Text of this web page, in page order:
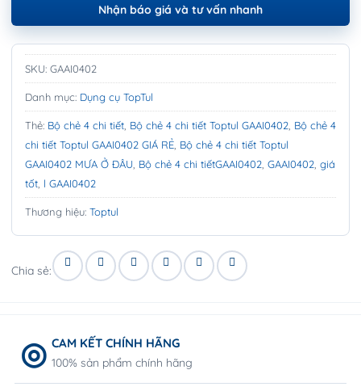
Nhận báo giá và tư vấn nhanh
SKU: GAAI0402
Danh mục: Dụng cụ TopTul
Thẻ: Bộ chẻ 4 chi tiết, Bộ chẻ 4 chi tiết Toptul GAAI0402, Bộ chẻ 4
chi tiết Toptul GAAI0402 GIÁ RẺ, Bộ chẻ 4 chi tiết Toptul
GAAI0402 MƯA Ở ĐÂU, Bộ chẻ 4 chi tiếtGAAI0402, GAAI0402, giá
tốt, l GAAI0402
Thương hiệu: Toptul
Chia sẻ:
CAM KẾT CHÍNH HÃNG
100% sản phẩm chính hãng